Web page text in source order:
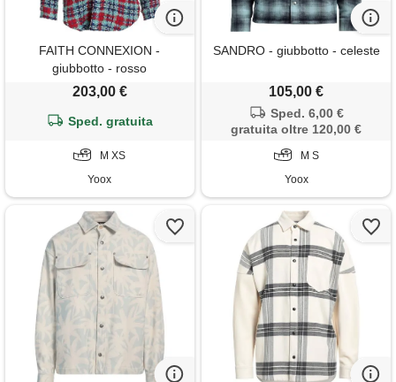
FAITH CONNEXION -
giubbotto - rosso
203,00 €
Sped. gratuita
M XS
Yoox
SANDRO - giubbotto - celeste
105,00 €
Sped. 6,00 €
gratuita oltre 120,00 €
M S
Yoox